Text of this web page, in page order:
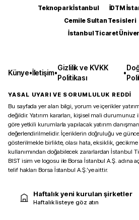
Teknopark İstanbul
İDTM
Cemile Sultan Tesisleri
İstanbul Ticaret
Künye•İletişim•
Gizlilik ve KVKK
Politikası
•
YASAL UYARI VE SORUMLULUK REDDİ
Bu sayfada yer alan bilgi, yorum ve içerikler
değildir. Yatırım kararları, kişisel mali
göre yetkili kurumlarla yapılacak yatırım
değerlendirilmelidir. İçeriklerin doğruluğu ve
gösterilmekle birlikte, olası hata, eksiklik,
kullanımından doğabilecek zararlardan İstanbul
BIST isim ve logosu ile Borsa İstanbul A.Ş. adına
telif hakları Borsa İstanbul A.Ş.’ye aittir.
Haftalık yeni kurulan şirketler
Haftalık listeye göz atın